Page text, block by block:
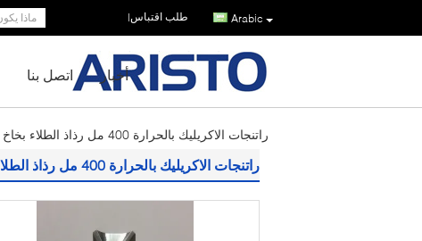
Arabic طلب اقتباس|
اتصل بنا أخبار
راتنجات الاكريليك بالحرارة 400 مل رذاذ الطلاء بخاخ صمام ذكر
راتنجات الاكريليك بالحرارة 400 مل رذاذ الطلاء بخاخ صمام ذكر